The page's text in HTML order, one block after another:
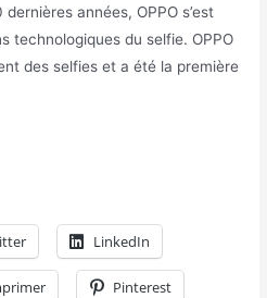
années, OPPO s’est
technologiques du selfie. OPPO
des selfies et a été la première
LinkedIn
Pinterest